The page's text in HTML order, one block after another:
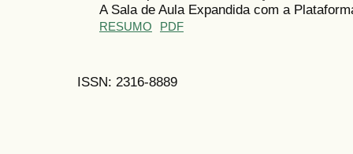
A Sala de Aula Expandida com a
RESUMO PDF
ISSN: 2316-8889